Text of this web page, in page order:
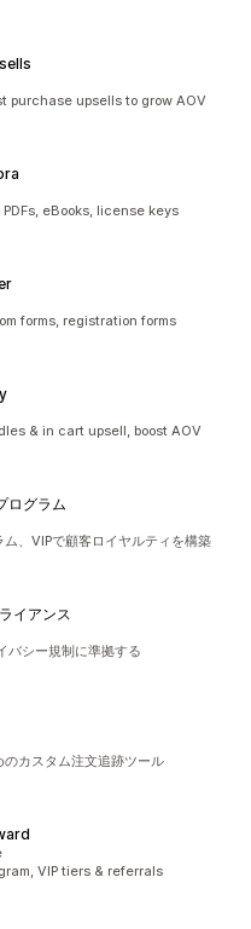
purchase upsells to grow AOV
eBooks, license keys
forms, registration forms
& in cart upsell, boost AOV
ログラム
、VIPで顧客ロイヤルティを構築
イアンス
バシー規制に準拠する
カスタム注文追跡ツール
VIP tiers & referrals